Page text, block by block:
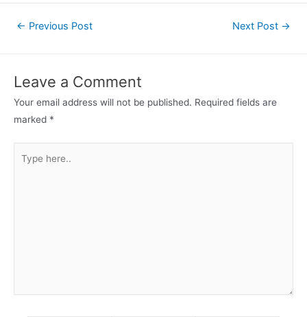
← Previous Post Next Post →
Leave a Comment
Your email address will not be published. Required fields are
marked *